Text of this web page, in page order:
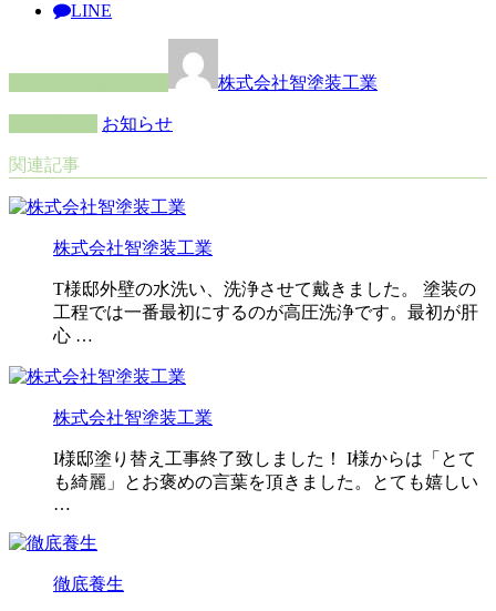
LINE
株式会社智塗装工業
お知らせ
関連記事
株式会社智塗装工業
T様邸外壁の水洗い、洗浄させて戴きました。 塗装の
工程では一番最初にするのが高圧洗浄です。最初が肝
心 …
株式会社智塗装工業
I様邸塗り替え工事終了致しました！ I様からは「とて
も綺麗」とお褒めの言葉を頂きました。とても嬉しい
…
徹底養生